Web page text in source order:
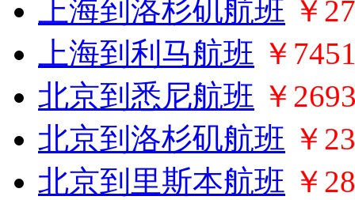
上海到洛杉矶航班 ￥
上海到利马航班 ￥
北京到悉尼航班 ￥
北京到洛杉矶航班 ￥
北京到里斯本航班 ￥